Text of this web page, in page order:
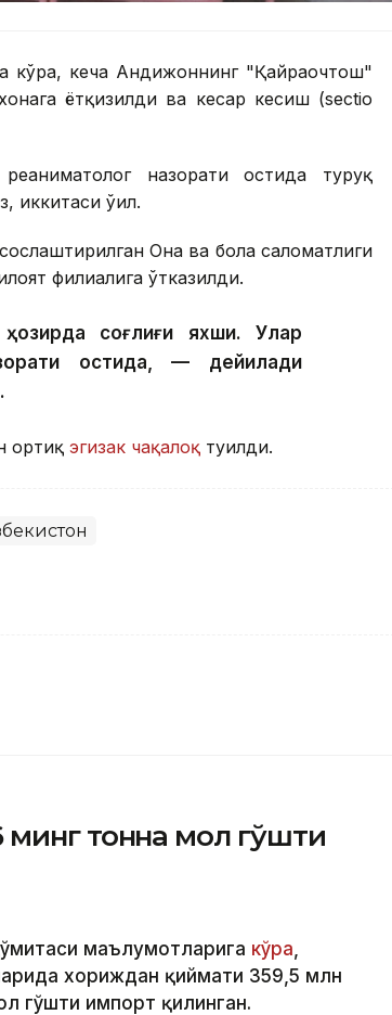
кўра, кеча Андижоннинг "Қайрағочтош"
ётқизилди ва кесар кесиш (sectio
назорати остида туғруқ
иккитаси ўғил.
Она ва бола саломатлиги
филиалига ўтказилди.
соғлиғи яхши. Улар
остида, — дейилади
ортиқ эгизак чақалоқ туғилди.
минг тонна мол гўшти
маълумотларига кўра
хориждан қиймати 359,5 млн
гўшти импорт қилинган.